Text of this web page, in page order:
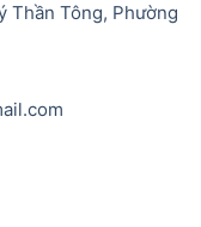
Thần Tông, Phường